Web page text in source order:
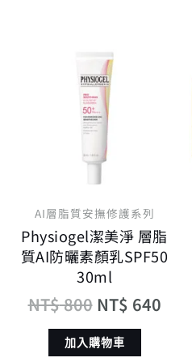
AI層脂質安撫修護系列
Physiogel潔美淨 層脂
質AI防曬素顏乳SPF50
30ml
NT$800
原
始
價
格：
NT$ 800。
NT$ 640
加入購物車